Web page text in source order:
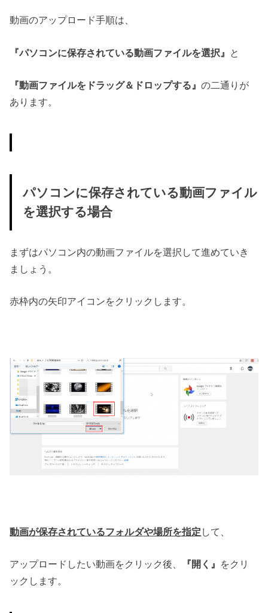
動画のアップロード手順は、
『パソコンに保存されている動画ファイルを選択』 と
『動画ファイルをドラッグ＆ドロップする』の二通りが
あります。
パソコンに保存されている動画ファイル
を選択する場合
まずはパソコン内の動画ファイルを選択して進めていき
ましょう。
赤枠内の矢印アイコンをクリックします。
動画が保存されているフォルダや場所を指定 して、
アップロードしたい動画をクリック後、 『開く』 をクリ
ックします。